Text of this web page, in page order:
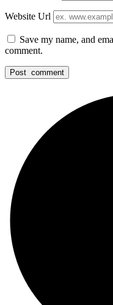
Website Url
Save my name, and
comment.